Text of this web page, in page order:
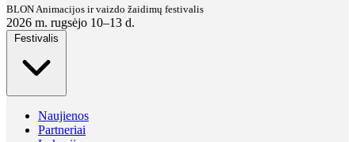
BLON Animacijos ir vaizdo žaidimų festivalis
2026 m. rugsėjo 10–13 d.
Festivalis
Naujienos
Partneriai